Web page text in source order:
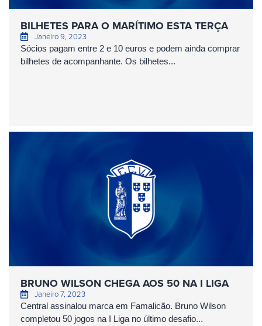
BILHETES PARA O MARÍTIMO ESTA TERÇA
Janeiro 9, 2023
Sócios pagam entre 2 e 10 euros e podem ainda comprar
bilhetes de acompanhante. Os bilhetes...
BRUNO WILSON CHEGA AOS 50 NA I LIGA
Janeiro 7, 2023
Central assinalou marca em Famalicão. Bruno Wilson
completou 50 jogos na I Liga no último desafio...